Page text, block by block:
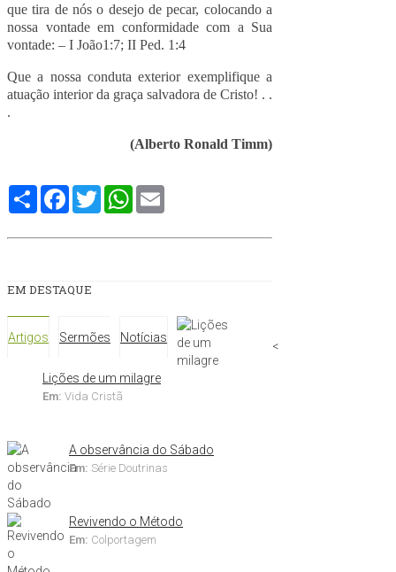
que tira de nós o desejo de pecar, colocando a
nossa vontade em conformidade com a Sua
vontade: – I João1:7; II Ped. 1:4
Que a nossa conduta exterior exemplifique a
atuação interior da graça salvadora de Cristo! . .
.
(Alberto Ronald Timm)
Compartilhe
Facebook
TwitterWhatsApp
EM DESTAQUE
Artigos Sermões Notícias
Lições de um milagre
Em: Vida Cristã
A observância do Sábado
Em: Série Doutrinas
Revivendo o Método
Em: Colportagem
<